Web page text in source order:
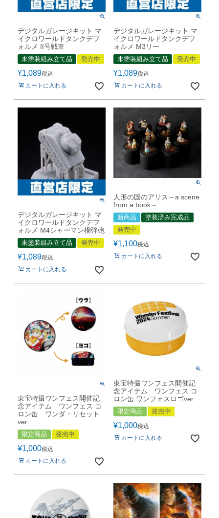
デジタルガレージキット マ
イクロワールドタンクデフ
ォルメ II号戦車
未塗装組み立て品 発売中
¥1,089税込
カートに入れる
デジタルガレージキット マ
イクロワールドタンクデフ
ォルメ M3リー
未塗装組み立て品 発売中
¥1,089税込
カートに入れる
デジタルガレージキット マ
イクロワールドタンクデフ
ォルメ M4シャーマン榴弾砲
未塗装組み立て品 発売中
¥1,089税込
カートに入れる
人形の国のアリス～a scene
from a book～
新商品
塗装済み完成品
発売中
¥1,100税込
カートに入れる
東宝特撮ワンフェス開催記
念アイテム ワンフェス コ
ロン缶 ワンダ・リセット
ver.
限定商品 発売中
¥1,000税込
カートに入れる
東宝特撮ワンフェス開催記
念アイテム ワンフェス コ
ロン缶 ワンフェスロゴver.
限定商品 発売中
¥1,000税込
カートに入れる